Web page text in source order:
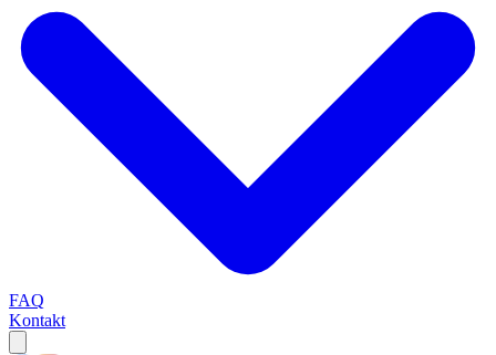
FAQ
Kontakt